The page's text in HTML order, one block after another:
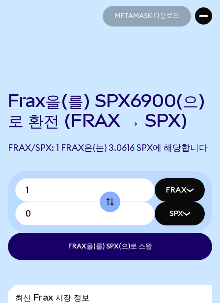
METAMASK 다운로드
Frax을(를) SPX6900(으)
로 환전 (FRAX → SPX)
FRAX/SPX: 1 FRAX은(는) 3.0616 SPX에 해당합니다
FRAX
SPX
FRAX을(를) SPX(으)로 스왑
최신 Frax 시장 정보